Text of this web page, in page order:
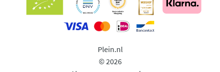
Plein.nl
© 2026